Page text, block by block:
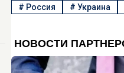
# Россия # Украина